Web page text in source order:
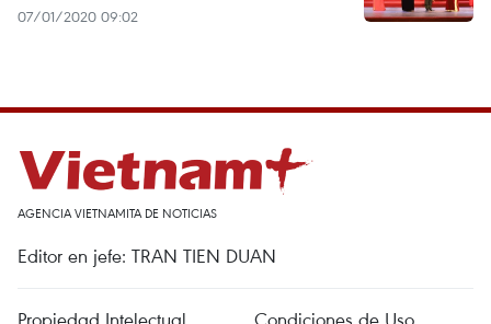
07/01/2020 09:02
AGENCIA VIETNAMITA DE NOTICIAS
Editor en jefe: TRAN TIEN DUAN